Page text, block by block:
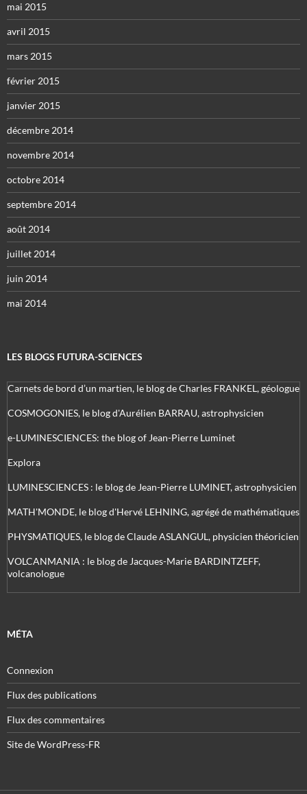
mai 2015
avril 2015
mars 2015
février 2015
janvier 2015
décembre 2014
novembre 2014
octobre 2014
septembre 2014
août 2014
juillet 2014
juin 2014
mai 2014
LES BLOGS FUTURA-SCIENCES
Carnets de bord d’un martien, le blog de Charles FRANKEL, géologue
COSMOGONIES, le blog d'Aurélien BARRAU, astrophysicien
e-LUMINESCIENCES: the blog of Jean-Pierre Luminet
Explora
LUMINESCIENCES : le blog de Jean-Pierre LUMINET, astrophysicien
MATH'MONDE, le blog d'Hervé LEHNING, agrégé de mathématiques
PHYSMATIQUES, le blog de Claude ASLANGUL, physicien théoricien
VOLCANMANIA : le blog de Jacques-Marie BARDINTZEFF,
volcanologue
MÉTA
Connexion
Flux des publications
Flux des commentaires
Site de WordPress-FR